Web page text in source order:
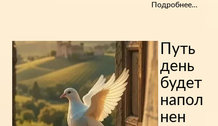
Подробнее...
Путь
день
будет
напол
нен